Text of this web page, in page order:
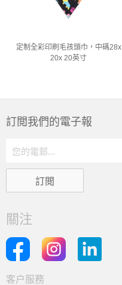
定制全彩印刷毛孩頭巾，中碼28x
20x 20英寸
訂閲我們的電子報
關注
客户服務